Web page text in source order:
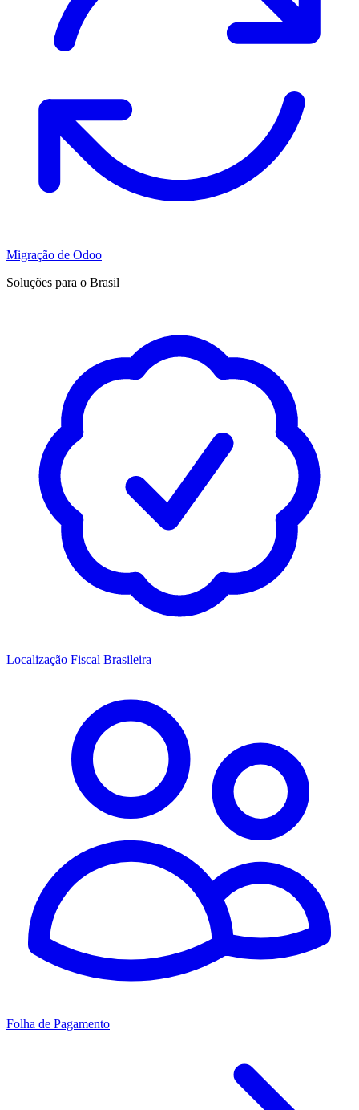
Migração de Odoo
Soluções para o Brasil
Localização Fiscal Brasileira
Folha de Pagamento